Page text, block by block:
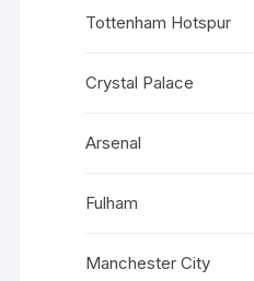
Tottenham Hotspur
Crystal Palace
Arsenal
Fulham
Manchester City